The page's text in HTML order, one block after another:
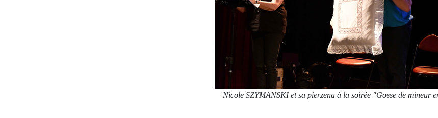
Nicole SZYMANSKI et sa pierzena à la soirée "Gosse de mineur